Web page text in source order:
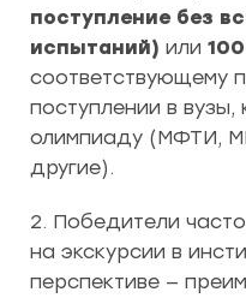
поступление без
испытаний) или
соответствующему
поступлении в
олимпиаду (МФТИ,
другие).
2. Победители
на экскурсии в
перспективе —